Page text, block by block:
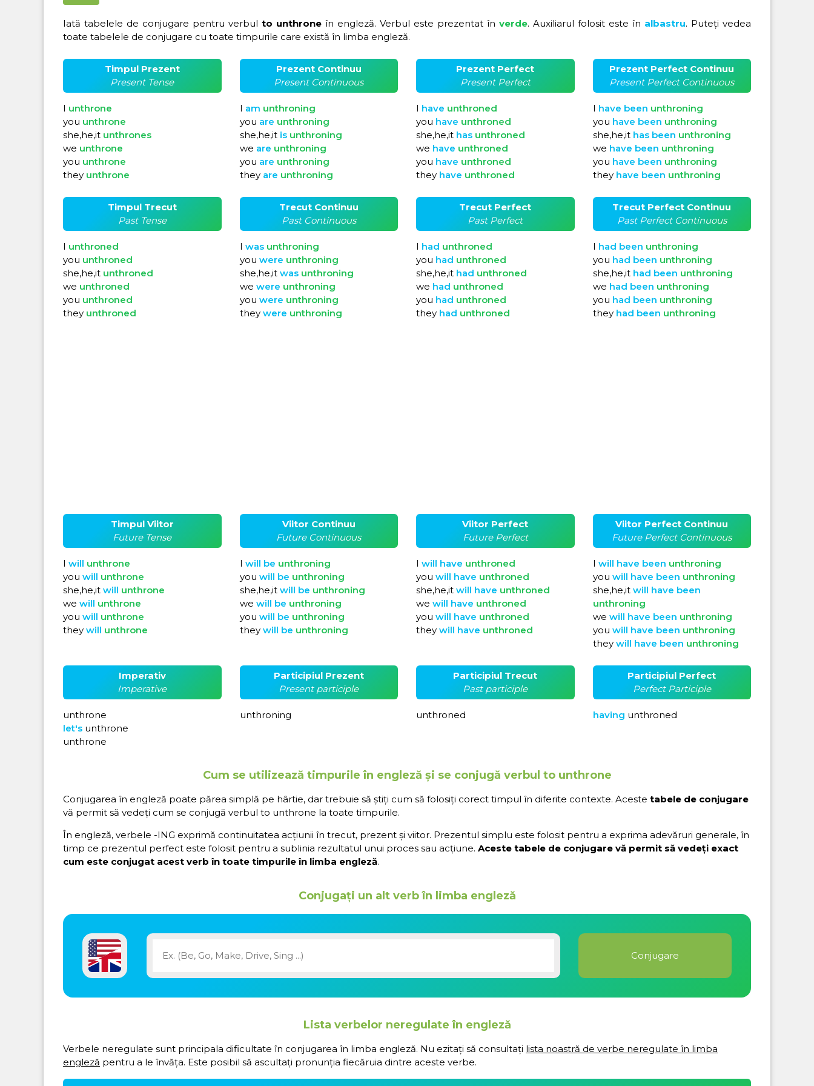
Iată tabelele de conjugare pentru verbul to unthrone în engleză. Verbul este prezentat în verde. Auxiliarul folosit este în albastru. Puteți vedea
toate tabelele de conjugare cu toate timpurile care există în limba engleză.
Timpul Prezent
Present Tense
I unthrone
you unthrone
she,he,it unthrones
we unthrone
you unthrone
they unthrone
Prezent Continuu
Present Continuous
I am unthroning
you are unthroning
she,he,it is unthroning
we are unthroning
you are unthroning
they are unthroning
Prezent Perfect
Present Perfect
I have unthroned
you have unthroned
she,he,it has unthroned
we have unthroned
you have unthroned
they have unthroned
Prezent Perfect Continuu
Present Perfect Continuous
I have been unthroning
you have been unthroning
she,he,it has been unthroning
we have been unthroning
you have been unthroning
they have been unthroning
Timpul Trecut
Past Tense
I unthroned
you unthroned
she,he,it unthroned
we unthroned
you unthroned
they unthroned
Trecut Continuu
Past Continuous
I was unthroning
you were unthroning
she,he,it was unthroning
we were unthroning
you were unthroning
they were unthroning
Trecut Perfect
Past Perfect
I had unthroned
you had unthroned
she,he,it had unthroned
we had unthroned
you had unthroned
they had unthroned
Trecut Perfect Continuu
Past Perfect Continuous
I had been unthroning
you had been unthroning
she,he,it had been unthroning
we had been unthroning
you had been unthroning
they had been unthroning
Timpul Viitor
Future Tense
I will unthrone
you will unthrone
she,he,it will unthrone
we will unthrone
you will unthrone
they will unthrone
Viitor Continuu
Future Continuous
I will be unthroning
you will be unthroning
she,he,it will be unthroning
we will be unthroning
you will be unthroning
they will be unthroning
Viitor Perfect
Future Perfect
I will have unthroned
you will have unthroned
she,he,it will have unthroned
we will have unthroned
you will have unthroned
they will have unthroned
Viitor Perfect Continuu
Future Perfect Continuous
I will have been unthroning
you will have been unthroning
she,he,it will have been
unthroning
we will have been unthroning
you will have been unthroning
they will have been unthroning
Imperativ
Imperative
unthrone
let's unthrone
unthrone
Participiul Prezent
Present participle
unthroning
Participiul Trecut
Past participle
unthroned
Participiul Perfect
Perfect Participle
having unthroned
Cum se utilizează timpurile în engleză și se conjugă verbul to unthrone
Conjugarea în engleză poate părea simplă pe hârtie, dar trebuie să știți cum să folosiți corect timpul în diferite contexte. Aceste tabele de conjugare
vă permit să vedeți cum se conjugă verbul to unthrone la toate timpurile.
În engleză, verbele -ING exprimă continuitatea acțiunii în trecut, prezent și viitor. Prezentul simplu este folosit pentru a exprima adevăruri generale, în
timp ce prezentul perfect este folosit pentru a sublinia rezultatul unui proces sau acțiune. Aceste tabele de conjugare vă permit să vedeți exact
cum este conjugat acest verb în toate timpurile în limba engleză.
Conjugați un alt verb în limba engleză
Lista verbelor neregulate în engleză
Verbele neregulate sunt principala dificultate în conjugarea în limba engleză. Nu ezitați să consultați lista noastră de verbe neregulate în limba
engleză pentru a le învăța. Este posibil să ascultați pronunția fiecăruia dintre aceste verbe.